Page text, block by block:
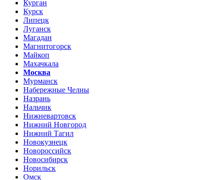
Курган
Курск
Липецк
Луганск
Магадан
Магнитогорск
Майкоп
Махачкала
Москва
Мурманск
Набережные Челны
Назрань
Нальчик
Нижневартовск
Нижний Новгород
Нижний Тагил
Новокузнецк
Новороссийск
Новосибирск
Норильск
Омск